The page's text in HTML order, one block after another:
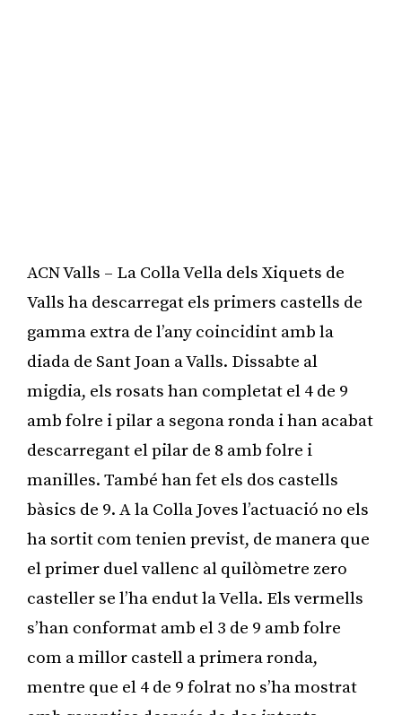
ACN Valls – La Colla Vella dels Xiquets de
Valls ha descarregat els primers castells de
gamma extra de l’any coincidint amb la
diada de Sant Joan a Valls. Dissabte al
migdia, els rosats han completat el 4 de 9
amb folre i pilar a segona ronda i han acabat
descarregant el pilar de 8 amb folre i
manilles. També han fet els dos castells
bàsics de 9. A la Colla Joves l’actuació no els
ha sortit com tenien previst, de manera que
el primer duel vallenc al quilòmetre zero
casteller se l’ha endut la Vella. Els vermells
s’han conformat amb el 3 de 9 amb folre
com a millor castell a primera ronda,
mentre que el 4 de 9 folrat no s’ha mostrat